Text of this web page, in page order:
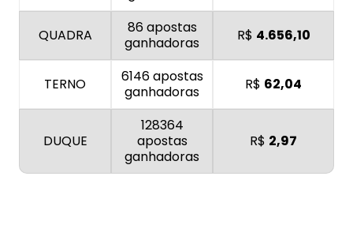
QUADRA
86 apostas
ganhadoras
R$ 4.656,10
TERNO
6146 apostas
ganhadoras
R$ 62,04
DUQUE
128364
apostas
ganhadoras
R$ 2,97